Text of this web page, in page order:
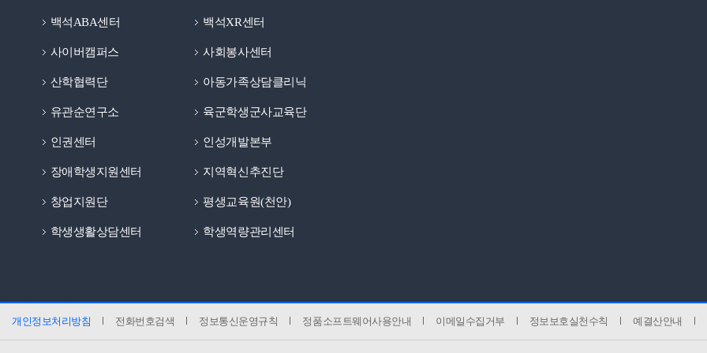
백석ABA센터 백석XR센터
사이버캠퍼스 사회봉사센터
산학협력단 아동가족상담클리닉
유관순연구소 육군학생군사교육단
인권센터 인성개발본부
장애학생지원센터 지역혁신추진단
창업지원단 평생교육원(천안)
학생생활상담센터 학생역량관리센터
개인정보처리방침 전화번호검색 정보통신운영규칙 정품소프트웨어사용안내 이메일수집거부 정보보호실천수칙 예결산안내